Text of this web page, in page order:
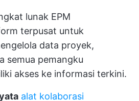
lunak EPM
terpusat untuk
data proyek,
semua pemangku
akses ke informasi terkini.
alat kolaborasi